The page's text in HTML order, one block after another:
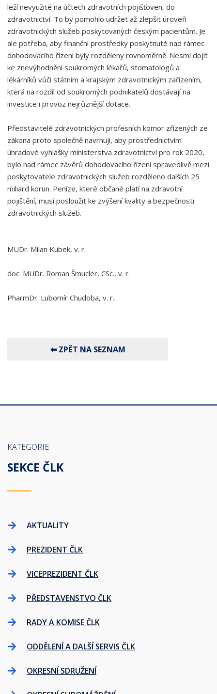
leží nevyužité na účtech zdravotních pojišťoven, do
zdravotnictví. To by pomohlo udržet až zlepšit úroveň
zdravotnických služeb poskytovaných českým pacientům. Je
ale potřeba, aby finanční prostředky poskytnuté nad rámec
dohodovacího řízení byly rozděleny rovnoměrně. Nesmí dojít
ke znevýhodnění soukromých lékařů, stomatologů a
lékárníků vůči státním a krajským zdravotnickým zařízením,
která na rozdíl od soukromých podnikatelů dostávají na
investice i provoz nejrůznější dotace.
Představitelé zdravotnických profesních komor zřízených ze
zákona proto společně navrhují, aby prostřednictvím
úhradové vyhlášky ministerstva zdravotnictví pro rok 2020,
bylo nad rámec závěrů dohodovacího řízení spravedlivě mezi
poskytovatele zdravotnických služeb rozděleno dalších 25
miliard korun. Peníze, které občané platí na zdravotní
pojištění, musí posloužit ke zvýšení kvality a bezpečnosti
zdravotnických služeb.
MUDr. Milan Kubek, v. r.
doc. MUDr. Roman Šmucler, CSc., v. r.
PharmDr. Lubomír Chudoba, v. r.
KATEGORIE
SEKCE ČLK
AKTUALITY
PREZIDENT ČLK
VICEPREZIDENT ČLK
PŘEDSTAVENSTVO ČLK
RADY A KOMISE ČLK
ODDĚLENÍ A DALŠÍ SERVIS ČLK
OKRESNÍ SDRUŽENÍ